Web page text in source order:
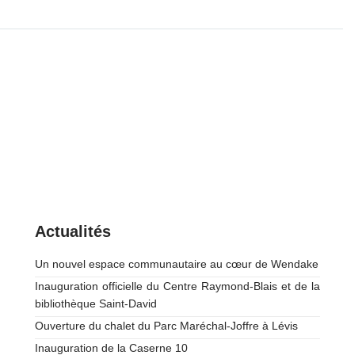
Actualités
Un nouvel espace communautaire au cœur de Wendake
Inauguration officielle du Centre Raymond-Blais et de la
bibliothèque Saint-David
Ouverture du chalet du Parc Maréchal-Joffre à Lévis
Inauguration de la Caserne 10